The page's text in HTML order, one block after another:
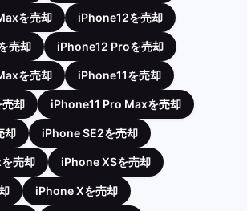
を売却 iPhone12を売却
売却 iPhone12 Proを売却
を売却 iPhone11を売却
却 iPhone11 Pro Maxを売却
却 iPhone SE2を売却
売却 iPhone XSを売却
iPhone Xを売却